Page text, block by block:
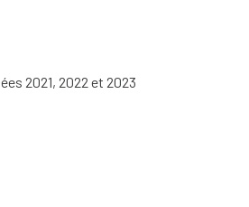
2021, 2022 et 2023